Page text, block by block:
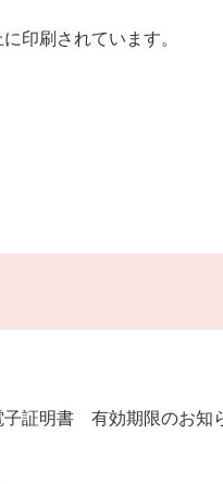
印刷されています。
子証明書 有効期限のお知